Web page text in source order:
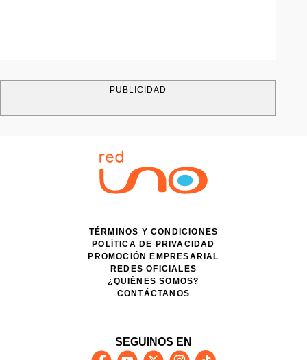
PUBLICIDAD
TÉRMINOS Y CONDICIONES
POLÍTICA DE PRIVACIDAD
PROMOCIÓN EMPRESARIAL
REDES OFICIALES
¿QUIÉNES SOMOS?
CONTÁCTANOS
SEGUINOS EN